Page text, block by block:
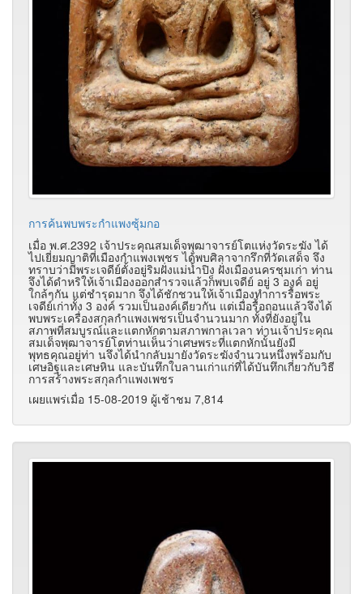
การค้นพบพระกำแพงซุ้มกอ
เมื่อ พ.ศ.2392 เจ้าประคุณสมเด็จพุฒาจารย์โตแห่งวัดระฆัง ได้
ไปเยี่ยมญาติที่เมืองกำแพงเพชร ได้พบศิลาจากรึกที่วัดเสด็จ จึง
ทราบว่ามีพระเจดีย์ตั้งอยู่ริมฝั่งแม่น้ำปิง ฝั่งเมืองนครชุมเก่า ท่าน
จึงได้ดำหริให้เจ้าเมืองออกสำรวจแล้วก็พบเจดีย์ อยู่ 3 องค์ อยู่
ใกล้ๆกัน แต่ชำรุดมาก จึงได้ชักชวนให้เจ้าเมืองทำการรื้อพระ
เจดีย์เก่าทั้ง 3 องค์ รวมเป็นองค์เดียวกัน แต่เมื่อรื้อถอนแล้วจึงได้
พบพระเครื่องสกุลกำแพงเพชรเป็นจำนวนมาก ทั้งที่ยังอยู่ใน
สภาพที่สมบูรณ์และแตกหักตามสภาพกาลเวลา ท่านเจ้าประคุณ
สมเด็จพุฒาจารย์โตท่านเห็นว่าเศษพระที่แตกหักนั้นยังมี
พุทธคุณอยู่ท่า นจึงได้นำกลับมายังวัดระฆังจำนวนหนึ่งพร้อมกับ
เศษอิฐและเศษหิน และบันทึกใบลานเก่าแก่ที่ได้บันทึกเกี่ยวกับวิธี
การสร้างพระสกุลกำแพงเพชร
เผยแพร่เมื่อ 15-08-2019 ผู้เช้าชม 7,814